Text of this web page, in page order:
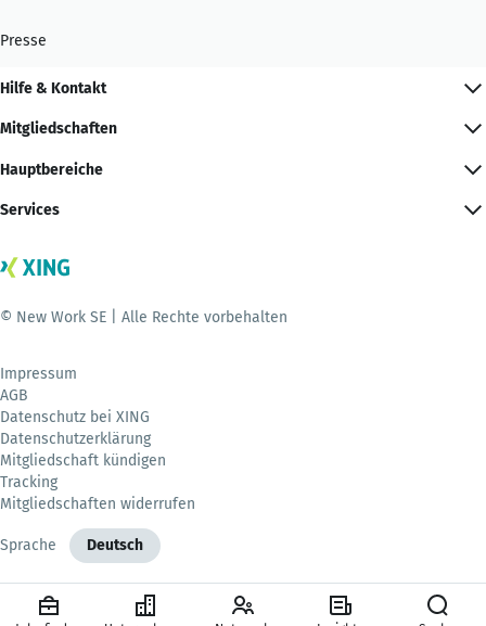
Presse
Hilfe & Kontakt
Mitgliedschaften
Hauptbereiche
Services
© New Work SE | Alle Rechte vorbehalten
Impressum
AGB
Datenschutz bei XING
Datenschutzerklärung
Mitgliedschaft kündigen
Tracking
Mitgliedschaften widerrufen
Sprache Deutsch